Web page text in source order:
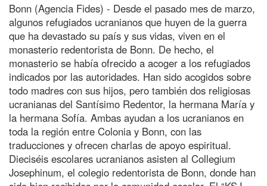
Bonn (Agencia Fides) - Desde el pasado mes de marzo,
algunos refugiados ucranianos que huyen de la guerra
que ha devastado su país y sus vidas, viven en el
monasterio redentorista de Bonn. De hecho, el
monasterio se había ofrecido a acoger a los refugiados
indicados por las autoridades. Han sido acogidos sobre
todo madres con sus hijos, pero también dos religiosas
ucranianas del Santísimo Redentor, la hermana María y
la hermana Sofía. Ambas ayudan a los ucranianos en
toda la región entre Colonia y Bonn, con las
traducciones y ofrecen charlas de apoyo espiritual.
Dieciséis escolares ucranianos asisten al Collegium
Josephinum, el colegio redentorista de Bonn, donde han